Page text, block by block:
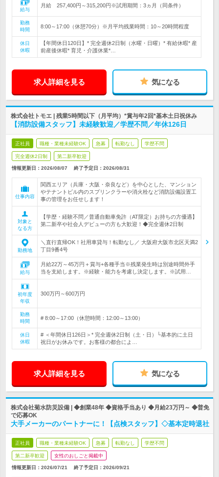
給与
月給 257,400円～315,200円※試用期間：3ヵ月（同条件）
勤務
時間
8:00～17:00（休憩70分）※月平均残業時間：10～20時間程度
休日
休暇
【年間休日120日】* 完全週休2日制（水曜・日曜）* 有給休暇* 産
前産後休暇* 育児・介護休業*…
求人詳細を見る 気になる
株式会社トモエ | 残業5時間以下（月平均）*賞与年2回*基本土日祝休み
【消防設備スタッフ】未経験歓迎／学歴不問／年休126日
正社員 職種・業種未経験OK 急募 転勤なし 学歴不問
完全週休2日制 第二新卒歓迎
情報更新日：2026/08/07 終了予定日： 2026/08/31
仕事内容
関西エリア（兵庫・大阪・奈良など）を中心とした、マンション
やテナントビル内のスプリンクラーや消火栓など消防設備設置工
事の管理をお任せします！
対象と
なる方
【学歴・経験不問／普通自動車免許（AT限定）お持ちの方優遇】
第二新卒や社会人デビューの方も大歓迎！◆完全週休2日制
勤務地
＼直行直帰OK！社用車貸与！転勤なし／ 大阪府大阪市北区天満2
丁目9番4号
給与
月給22万～45万円＋賞与+各種手当※残業発生時は別途時間外手
当を支給します。※経験・能力を考慮し決定します。※試用…
初年度
年収
300万円～600万円
勤務
時間
# 8:00～17:00（休憩時間：12:00～13:00）
休日
休暇
# ＜年間休日126日＞* 完全週休2日制（土・日）└基本的に土日
祝日がお休みです。お客様の都合によ…
求人詳細を見る 気になる
株式会社菊水防災設備 | ◆創業48年 ◆資格手当あり ◆月給23万円～ ◆普免
で応募OK
大手メーカーのパートナーに！【点検スタッフ】◇基本定時退社
正社員 職種・業種未経験OK 急募 転勤なし 学歴不問
第二新卒歓迎 女性のおしごと掲載中
情報更新日：2026/07/21 終了予定日： 2026/09/21